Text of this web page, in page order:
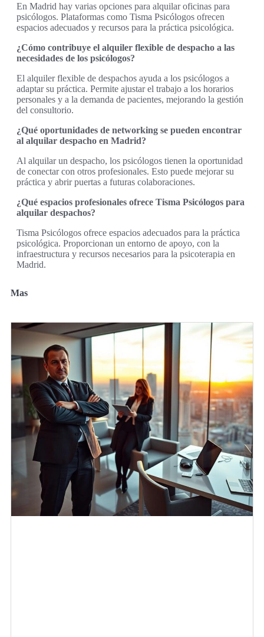
En Madrid hay varias opciones para alquilar oficinas para
psicólogos. Plataformas como Tisma Psicólogos ofrecen
espacios adecuados y recursos para la práctica psicológica.
¿Cómo contribuye el alquiler flexible de despacho a las
necesidades de los psicólogos?
El alquiler flexible de despachos ayuda a los psicólogos a
adaptar su práctica. Permite ajustar el trabajo a los horarios
personales y a la demanda de pacientes, mejorando la gestión
del consultorio.
¿Qué oportunidades de networking se pueden encontrar
al alquilar despacho en Madrid?
Al alquilar un despacho, los psicólogos tienen la oportunidad
de conectar con otros profesionales. Esto puede mejorar su
práctica y abrir puertas a futuras colaboraciones.
¿Qué espacios profesionales ofrece Tisma Psicólogos para
alquilar despachos?
Tisma Psicólogos ofrece espacios adecuados para la práctica
psicológica. Proporcionan un entorno de apoyo, con la
infraestructura y recursos necesarios para la psicoterapia en
Madrid.
Mas